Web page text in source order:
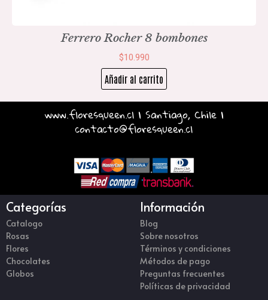
Ferrero Rocher 8 bombones
$10.990
Añadir al carrito
www.floresqueen.cl | Santiago, Chile |
contacto@floresqueen.cl
Categorías
Catalogo
Rosas
Flores
Chocolates
Globos
Información
Blog
Sobre nosotros
Términos y condiciones
Métodos de pago
Preguntas frecuentes
Políticas de privacidad